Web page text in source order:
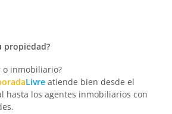
propiedad?
o inmobiliario?
Livre atiende bien desde el
hasta los agentes inmobiliarios con